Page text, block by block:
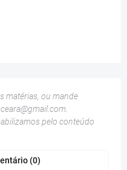
matérias, ou mande
.
pelo conteúdo
(0)